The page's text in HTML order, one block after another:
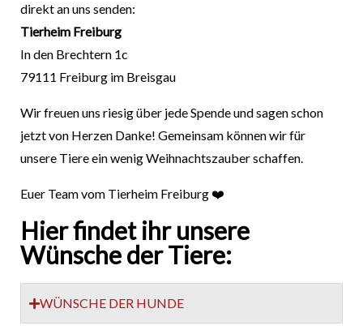
direkt an uns senden:
Tierheim Freiburg
In den Brechtern 1c
79111 Freiburg im Breisgau
Wir freuen uns riesig über jede Spende und sagen schon
jetzt von Herzen Danke! Gemeinsam können wir für
unsere Tiere ein wenig Weihnachtszauber schaffen.
Euer Team vom Tierheim Freiburg ❤️
Hier findet ihr unsere
Wünsche der Tiere:
WÜNSCHE DER HUNDE